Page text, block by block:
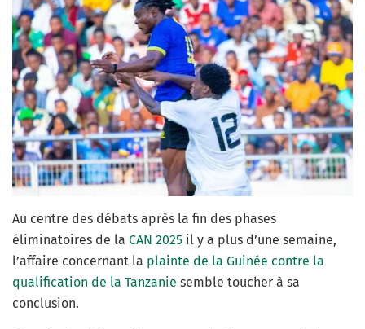
Au centre des débats après la fin des phases
éliminatoires de la CAN 2025 il y a plus d’une semaine,
l’affaire concernant la plainte de la Guinée contre la
qualification de la Tanzanie semble toucher à sa
conclusion.